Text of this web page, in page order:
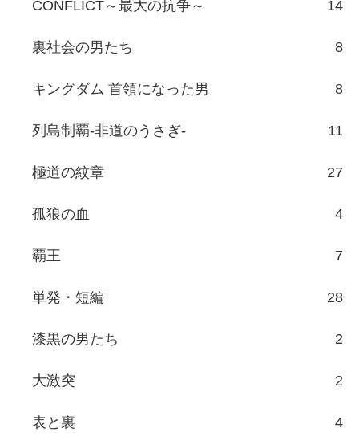
CONFLICT～最大の抗争～ 14
裏社会の男たち 8
キングダム 首領になった男 8
列島制覇-非道のうさぎ- 11
極道の紋章 27
孤狼の血 4
覇王 7
単発・短編 28
漆黒の男たち 2
大激突 2
表と裏 4